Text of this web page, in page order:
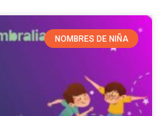
NOMBRES DE NIÑA